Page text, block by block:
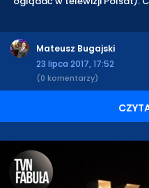
Mateusz Bugajski
23 lipca 2017, 17:52
(0 komentarzy)